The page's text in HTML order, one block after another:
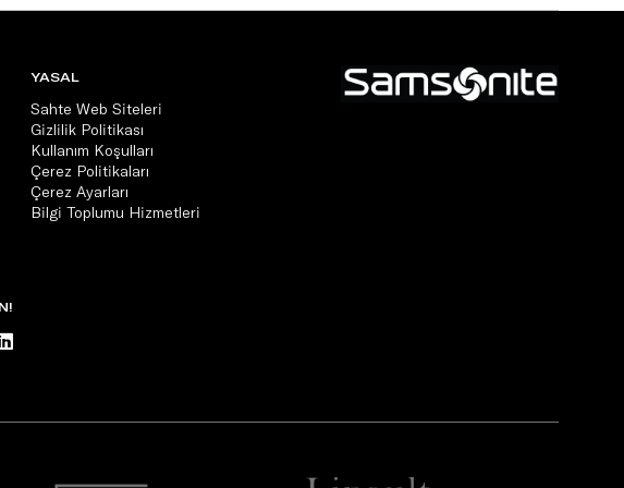
YASAL
Sahte Web Siteleri
Gizlilik Politikası
Kullanım Koşulları
Çerez Politikaları
Çerez Ayarları
Bilgi Toplumu Hizmetleri